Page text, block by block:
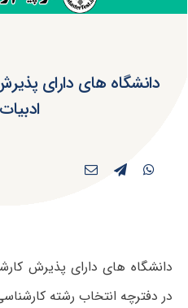
دانشگاه های دارای
دانشگاه های دارای پذیرش
در دفترچه انتخاب رشته